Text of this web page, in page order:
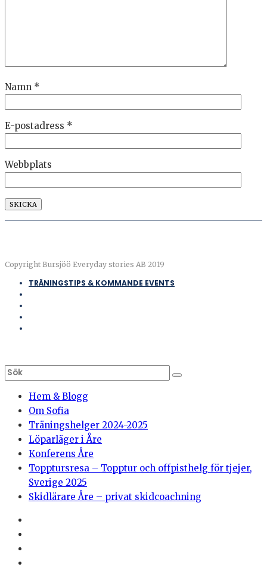
Namn *
E-postadress *
Webbplats
Copyright Bursjöö Everyday stories AB 2019
TRÄNINGSTIPS & KOMMANDE EVENTS
Hem & Blogg
Om Sofia
Träningshelger 2024-2025
Löparläger i Åre
Konferens Åre
Topptursresa – Topptur och offpisthelg för tjejer,
Sverige 2025
Skidlärare Åre – privat skidcoachning